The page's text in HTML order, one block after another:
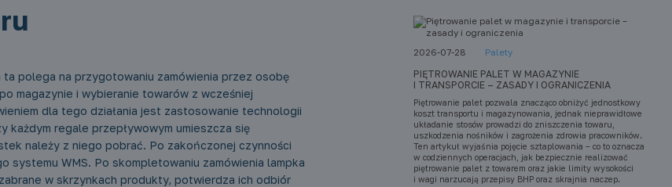
polega na przygotowaniu zamówienia przez osobę
magazynie i wybieranie towarów z wcześniej
dla tego działania jest zastosowanie technologii
każdym regale przepływowym umieszcza się
należy z niego pobrać. Po zakończonej czynności
systemu WMS. Po skompletowaniu zamówienia lampka
w skrzynkach produkty, potwierdza ich odbiór
2026-07-28 Palety
PIĘTROWANIE PALET W MAGAZYNIE
I TRANSPORCIE – ZASADY I OGRANICZENIA
Piętrowanie palet pozwala znacząco obniżyć jednostkowy
koszt transportu i magazynowania, jednak nieprawidłowe
układanie stosów prowadzi do zniszczenia towaru,
uszkodzenia nośników i zagrożenia zdrowia pracowników.
Ten artykuł wyjaśnia pojęcie sztaplowania – co to oznacza
w codziennych operacjach, jak bezpiecznie realizować
piętrowanie palet z towarem oraz jakie limity wysokości
i wagi narzucają przepisy BHP oraz skrajnia naczep.